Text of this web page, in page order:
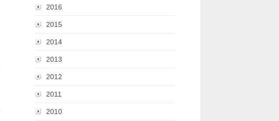
2016
2015
2014
2013
2012
2011
2010